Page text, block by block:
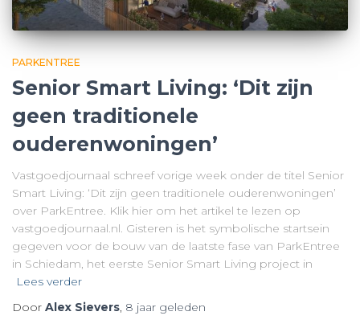
PARKENTREE
Senior Smart Living: ‘Dit zijn
geen traditionele
ouderenwoningen’
Vastgoedjournaal schreef vorige week onder de titel Senior
Smart Living: ‘Dit zijn geen traditionele ouderenwoningen’
over ParkEntree. Klik hier om het artikel te lezen op
vastgoedjournaal.nl. Gisteren is het symbolische startsein
gegeven voor de bouw van de laatste fase van ParkEntree
in Schiedam, het eerste Senior Smart Living project in
Lees verder
Door Alex Sievers, 8 jaar geleden